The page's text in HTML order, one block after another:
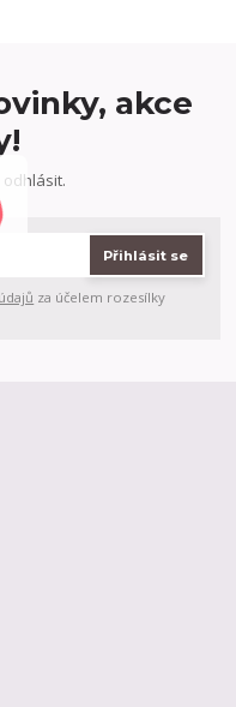
akce
Přihlásit se
za účelem rozesílky